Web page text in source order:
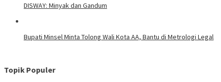
DISWAY: Minyak dan Gandum
Bupati Minsel Minta Tolong Wali Kota AA, Bantu di Metrologi Legal
Topik Populer